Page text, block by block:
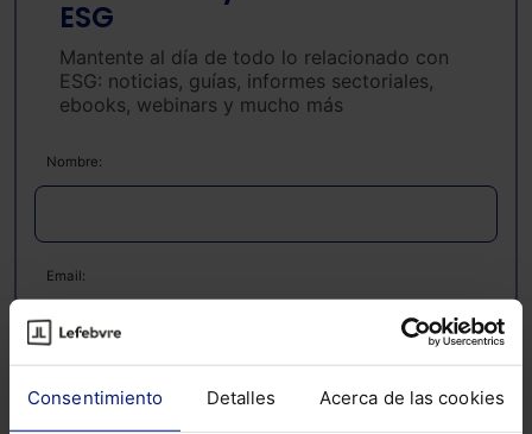
Consentimiento Detalles Acerca de las cookies
ESG
Mantente al día de todo lo relacionado con
ESG: noticias, guías, informes sectoriales,
ebooks, webinars y mucho más
Nombre:
Email:
Consulta la información básica sobre Protección de Datos